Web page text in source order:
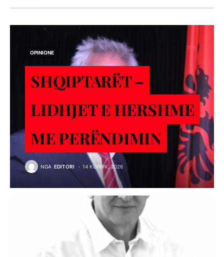
OPINIONE
SHQIPTARËT –
LIDHJET E HERSHME
ME PERËNDIMIN
NGA EDITORI 14 KORRIK, 2026